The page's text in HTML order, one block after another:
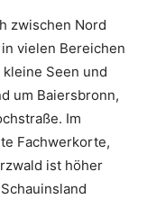
zwischen Nord
vielen Bereichen
Seen und
um Baiersbronn,
Im
Fachwerkorte,
ist höher